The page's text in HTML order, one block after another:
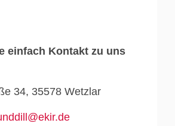
einfach Kontakt zu uns
34, 35578 Wetzlar